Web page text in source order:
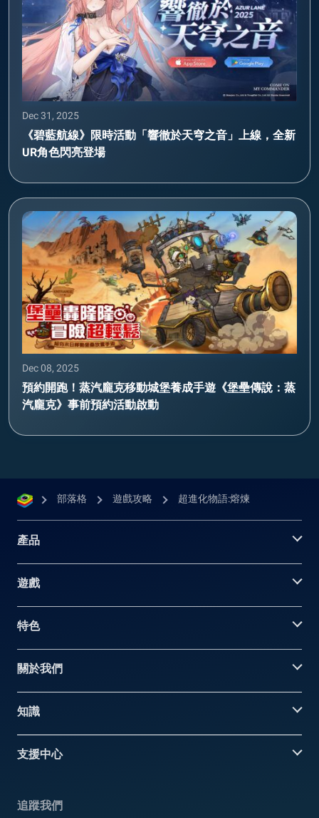
Dec 31, 2025
《碧藍航線》限時活動「響徹於天穹之音」上線，全新
UR角色閃亮登場
Dec 08, 2025
預約開跑！蒸汽龐克移動城堡養成手遊《堡壘傳說：蒸
汽龐克》事前預約活動啟動
部落格 遊戲攻略 超進化物語:熔煉
產品
遊戲
特色
關於我們
知識
支援中心
追蹤我們